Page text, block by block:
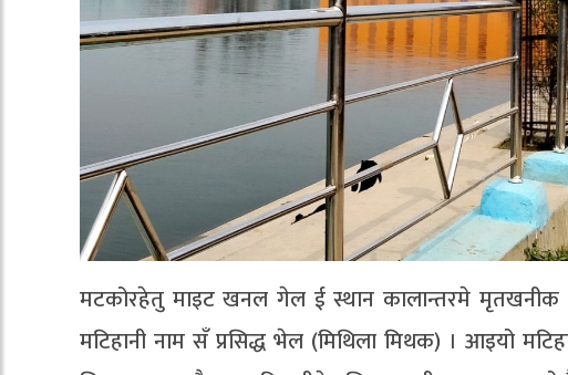
मटकोरहेतु माइट खनल गेल ई स्थान कालान्तरमे
मटिहानी नाम सँ प्रसिद्ध भेल (मिथिला मिथक) । आइयो